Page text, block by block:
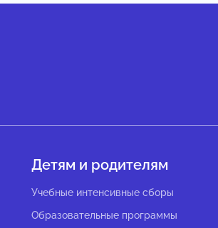
Детям и родителям
Учебные интенсивные сборы
Образовательные программы